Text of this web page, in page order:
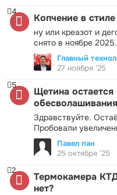
Копчение в
ну или креазот и
снято в ноябре
4
Главный
27 ноября '25
Щетина
обесволашивания
Здравствуйте.
Пробовали
5
Павел пан
25 октября '25
Термокамера
нет?
2